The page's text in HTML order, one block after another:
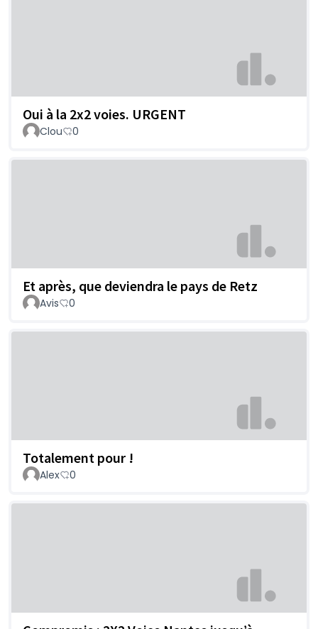
Oui à la 2x2 voies. URGENT
Clou 0
Et après, que deviendra le pays de Retz
Avis 0
Totalement pour !
Alex 0